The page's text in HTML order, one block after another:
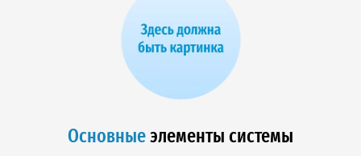
Основные элементы системы